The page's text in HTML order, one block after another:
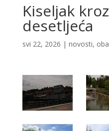
Kiseljak
desetljeća
svi 22, 2026 | novosti,